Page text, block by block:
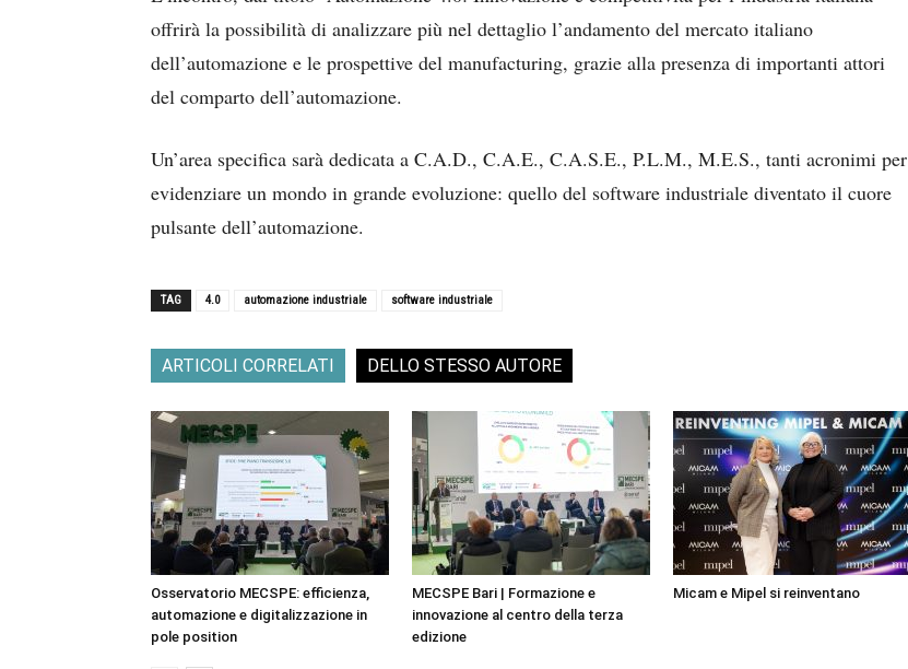
offrirà la possibilità di analizzare più nel dettaglio l’andamento del mercato italiano
dell’automazione e le prospettive del manufacturing, grazie alla presenza di importanti attori
del comparto dell’automazione.
Un’area specifica sarà dedicata a C.A.D., C.A.E., C.A.S.E., P.L.M., M.E.S., tanti acronimi per
evidenziare un mondo in grande evoluzione: quello del software industriale diventato il cuore
pulsante dell’automazione.
TAG 4.0 automazione industriale software industriale
ARTICOLI CORRELATI DELLO STESSO AUTORE
Osservatorio MECSPE: efficienza,
automazione e digitalizzazione in
pole position
MECSPE Bari | Formazione e
innovazione al centro della terza
edizione
Micam e Mipel si reinventano